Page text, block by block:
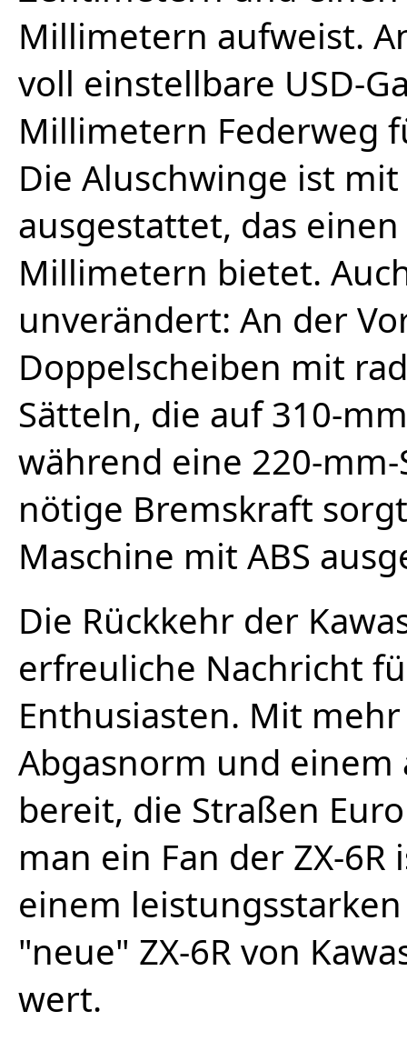
Millimetern aufweist.
voll einstellbare USD-
Millimetern Federweg
Die Aluschwinge ist
ausgestattet, das
Millimetern bietet.
unverändert: An der
Doppelscheiben mit
Sätteln, die auf 310-
während eine 220-
nötige Bremskraft
Maschine mit ABS
Die Rückkehr der
erfreuliche Nachricht
Enthusiasten. Mit
Abgasnorm und
bereit, die Straßen
man ein Fan der ZX-
einem
"neue" ZX-6R von
wert.